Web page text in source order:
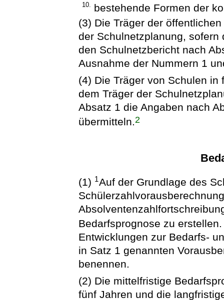
10. bestehende Formen der
(3) Die Träger der
der Schulnetzplanung,
den Schulnetzbericht nach
Ausnahme der Nummern 1
(4) Die Träger von Schulen
dem Träger der
Absatz 1 die Angaben nach
übermitteln.2
(1) 1Auf der Grundlage des
Bedarfsprognose zu
Entwicklungen zur Bedarfs-
in Satz 1 genannten
benennen.
(2) Die mittelfristige
fünf Jahren und die